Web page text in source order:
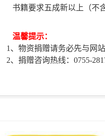
书籍要求五成新以上（不
温馨提示：
1、物资捐赠请务必先与网站
2、捐赠咨询热线：0755-